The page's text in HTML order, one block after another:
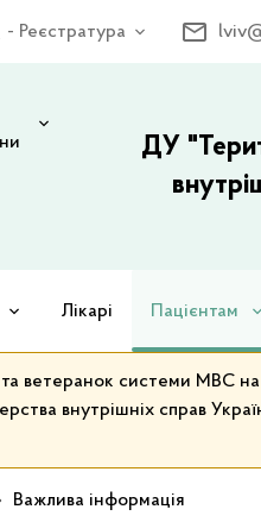
- Реєстратура
ДУ
Лікарі Пацієнтам
ветеранок системи МВС на
внутрішніх справ
Важлива інформація